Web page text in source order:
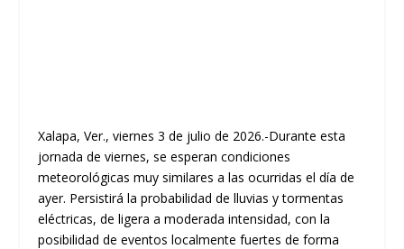
Xalapa, Ver., viernes 3 de julio de 2026.-Durante esta
jornada de viernes, se esperan condiciones
meteorológicas muy similares a las ocurridas el día de
ayer. Persistirá la probabilidad de lluvias y tormentas
eléctricas, de ligera a moderada intensidad, con la
posibilidad de eventos localmente fuertes de forma